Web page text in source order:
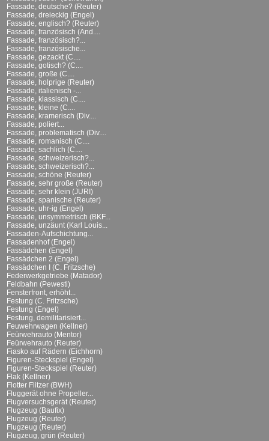
Fassade, deutsche? (Reuter)
Fassade, dreieckig (Engel)
Fassade, englisch? (Reuter)
Fassade, französisch (And....
Fassade, französisch?...
Fassade, französische...
Fassade, gezackt (C....
Fassade, gotisch? (C....
Fassade, große (C....
Fassade, holprige (Reuter)
Fassade, italienisch -...
Fassade, klassisch (C....
Fassade, kleine (C....
Fassade, kramerisch (Div....
Fassade, poliert...
Fassade, problematisch (Div....
Fassade, romanisch (C....
Fassade, sachlich (C....
Fassade, schweizerisch?...
Fassade, schweizerisch?...
Fassade, schöne (Reuter)
Fassade, sehr große (Reuter)
Fassade, sehr klein (JURI)
Fassade, spanische (Reuter)
Fassade, uhr-ig (Engel)
Fassade, unsymmetrisch (BKF...
Fassade, unzäunt (Karl Louis...
Fassaden-Aufschichtung...
Fassadenhof (Engel)
Fassädchen (Engel)
Fassädchen 2 (Engel)
Fassädchen I (C. Fritzsche)
Federwerkgetriebe (Matador)
Feldbahn (Pewesti)
Fensterfront, erhöht...
Festung (C. Fritzsche)
Festung (Engel)
Festung, demilitarisiert...
Feuwehrwagen (Kellner)
Feürwehrauto (Mentor)
Feürwehrauto (Reuter)
Fiasko auf Rädern (Eichhorn)
Figuren-Steckspiel (Engel)
Figuren-Steckspiel (Reuter)
Flak (Kellner)
Flotter Flitzer (BWH)
Fluggerät ohne Propeller...
Flugversuchsgerät (Reuter)
Flugzeug (Baufix)
Flugzeug (Reuter)
Flugzeug (Reuter)
Flugzeug, grün (Reuter)